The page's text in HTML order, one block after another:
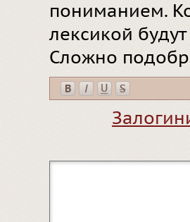
пониманием.
лексикой
Сложно